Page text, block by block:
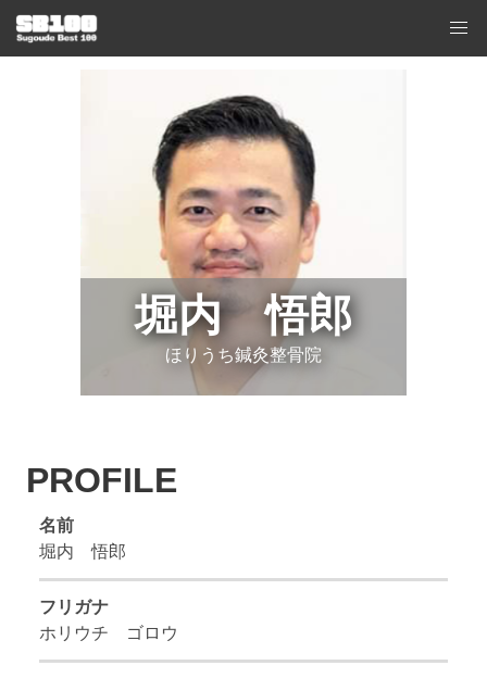
堀内 悟郎
ほりうち鍼灸整骨院
PROFILE
名前
堀内 悟郎
フリガナ
ホリウチ ゴロウ